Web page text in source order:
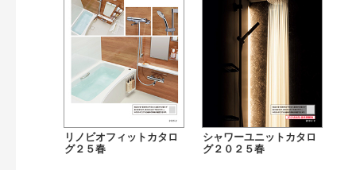
リノビオフィットカタロ
グ２５春
シャワーユニットカタロ
グ２０２５春